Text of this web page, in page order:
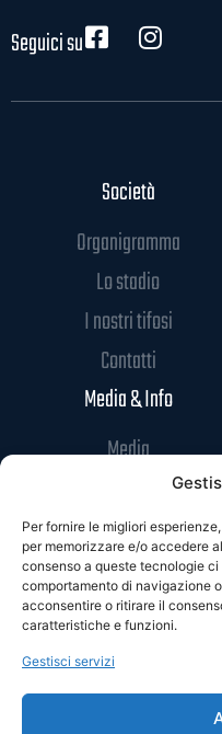
Per fornire le migliori
per memorizzare e/o accedere
consenso a queste tecnologie
comportamento di navigazione
acconsentire o ritirare il
caratteristiche e funzioni.
Gestisci servizi
Seguici su
Società
Organigramma
Lo stadio
I nostri tifosi
Contatti
Media & Info
Media
Sponsor
Accrediti